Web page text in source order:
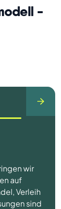
-
wir
auf
Verleih
sind